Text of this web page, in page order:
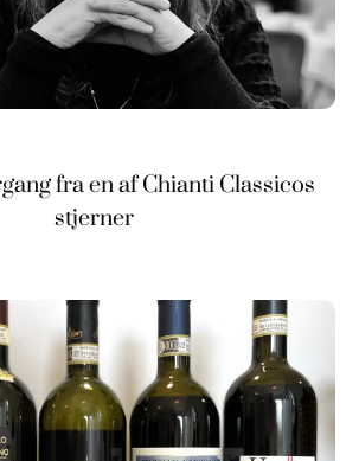
fra en af Chianti Classicos
stjerner